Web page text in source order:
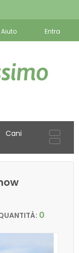
Aiuto Entra
Cani
0